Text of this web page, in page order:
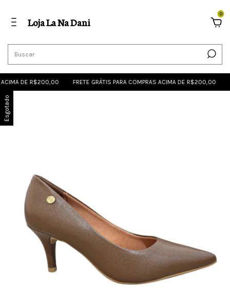
Loja La Na Dani
0
DE R$200,00 FRETE GRÁTIS PARA COMPRAS ACIMA DE R$200,00
Esgotado